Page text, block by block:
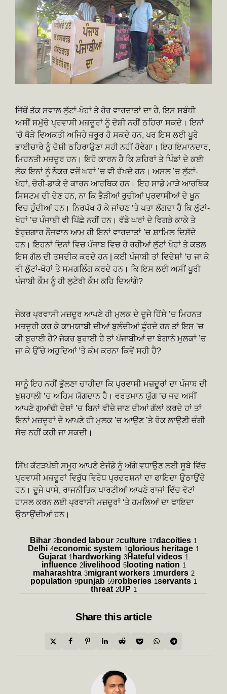
ਜਿੱਥੋਂ ਤੱਕ ਸਵਾਲ ਲੁੱਟਾਂ-ਖੋਹਾਂ ਤੇ ਹੋਰ ਵਾਰਦਾਤਾਂ ਦਾ ਹੈ, ਇਸ ਸਬੰਧੀ
ਅਸੀਂ ਸਮੁੱਚੇ ਪ੍ਰਵਾਸੀ ਮਜ਼ਦੂਰਾਂ ਨੂੰ ਦੋਸ਼ੀ ਨਹੀਂ ਠਹਿਰਾ ਸਕਦੇ। ਇਨਾਂ
’ਚੋ ਥੋੜੇ ਵਿਅਕਤੀ ਅਜਿਹੇ ਜ਼ਰੂਰ ਹੋ ਸਕਦੇ ਹਨ, ਪਰ ਇਸ ਲਈ ਪੂਰੇ
ਭਾਈਚਾਰੇ ਨੂੰ ਦੋਸ਼ੀ ਠਹਿਰਾਉਣਾ ਸਹੀ ਨਹੀਂ ਹੋਵੇਗਾ। ਇਹ ਇਮਾਨਦਾਰ,
ਮਿਹਨਤੀ ਮਜ਼ਦੂਰ ਹਨ। ਇਹੋ ਕਾਰਨ ਹੈ ਕਿ ਸ਼ਹਿਰਾਂ ਤੇ ਪਿੰਡਾਂ ਦੇ ਕਈ
ਲੋਕ ਇਨਾਂ ਨੂੰ ਨੌਕਰ ਵਜੋਂ ਘਰਾਂ ’ਚ ਵੀ ਰੱਖਦੇ ਹਨ। ਅਸਲ ’ਚ ਲੁੱਟਾਂ-
ਖੋਹਾਂ, ਚੋਰੀ-ਡਾਕੇ ਦੇ ਕਾਰਨ ਆਰਥਿਕ ਹਨ। ਇਹ ਸਾਡੇ ਮਾੜੇ ਆਰਥਿਕ
ਸਿਸਟਮ ਦੀ ਦੇਣ ਹਨ, ਨਾ ਕਿ ਭੈੜੀਆਂ ਰੁਚੀਆਂ ਪ੍ਰਵਾਸੀਆਂ ਦੇ ਖੂਨ
ਵਿਚ ਹੁੰਦੀਆਂ ਹਨ। ਨਿਰਪੱਖ ਹੋ ਕੇ ਜਾਂਚਣ ’ਤੇ ਪਤਾ ਲੱਗਦਾ ਹੈ ਕਿ ਲੁੱਟਾਂ-
ਖੋਹਾਂ ’ਚ ਪੰਜਾਬੀ ਵੀ ਪਿੱਛੇ ਨਹੀਂ ਹਨ। ਵੱਡੇ ਘਰਾਂ ਦੇ ਵਿਗੜੇ ਕਾਕੇ ਤੇ
ਬੇਰੁਜ਼ਗਾਰ ਨੌਜਵਾਨ ਆਮ ਹੀ ਇਨਾਂ ਵਾਰਦਾਤਾਂ ’ਚ ਸ਼ਾਮਿਲ ਦਿਸੱਦੇ
ਹਨ। ਇਹਨਾਂ ਦਿਨਾਂ ਵਿਚ ਪੰਜਾਬ ਵਿਚ ਹੋ ਰਹੀਆਂ ਲੁੱਟਾਂ ਖੋਹਾਂ ਤੇ ਕਤਲ
ਇਸ ਗੱਲ ਦੀ ਤਸਦੀਕ ਕਰਦੇ ਹਨ | ਕਈ ਪੰਜਾਬੀ ਤਾਂ ਵਿਦੇਸ਼ਾਂ ’ਚ ਜਾ ਕੇ
ਵੀ ਲੁੱਟਾਂ-ਖੋਹਾਂ ਤੇ ਸਮਗਲਿੰਗ ਕਰਦੇ ਹਨ। ਕਿ ਇਸ ਲਈ ਅਸੀਂ ਪੂਰੀ
ਪੰਜਾਬੀ ਕੌਮ ਨੂੰ ਹੀ ਲੁਟੇਰੀ ਕੌਮ ਕਹਿ ਦਿਆਂਗੇ?
ਜੇਕਰ ਪ੍ਰਵਾਸੀ ਮਜ਼ਦੂਰ ਆਪਣੇ ਹੀ ਮੁਲਕ ਦੇ ਦੂਜੇ ਹਿੱਸੇ ’ਚ ਮਿਹਨਤ
ਮਜ਼ਦੂਰੀ ਕਰ ਕੇ ਕਾਮਯਾਬੀ ਦੀਆਂ ਬੁਲੰਦੀਆਂ ਛੂੰਹਦੇ ਹਨ ਤਾਂ ਇਸ ’ਚ
ਕੀ ਬੁਰਾਈ ਹੈ? ਜੇਕਰ ਬੁਰਾਈ ਹੈ ਤਾਂ ਪੰਜਾਬੀਆਂ ਦਾ ਬੇਗਾਨੇ ਮੁਲਕਾਂ ’ਚ
ਜਾ ਕੇ ਉੱਚੇ ਅਹੁਦਿਆਂ ’ਤੇ ਕੰਮ ਕਰਨਾ ਕਿਵੇਂ ਸਹੀ ਹੈ?
ਸਾਨੂੰ ਇਹ ਨਹੀਂ ਭੁੱਲਣਾ ਚਾਹੀਦਾ ਕਿ ਪ੍ਰਵਾਸੀ ਮਜ਼ਦੂਰਾਂ ਦਾ ਪੰਜਾਬ ਦੀ
ਖੁਸ਼ਹਾਲੀ ’ਚ ਅਹਿਮ ਯੋਗਦਾਨ ਹੈ। ਵਰਤਮਾਨ ਯੁੱਗ ’ਚ ਜਦ ਅਸੀਂ
ਆਪਣੇ ਗੁਆਂਢੀ ਦੇਸ਼ਾਂ ’ਚ ਬਿਨਾਂ ਵੀਜ਼ੇ ਜਾਣ ਦੀਆਂ ਗੱਲਾਂ ਕਰਦੇ ਹਾਂ ਤਾਂ
ਇਨਾਂ ਮਜ਼ਦੂਰਾਂ ਦੇ ਆਪਣੇ ਹੀ ਮੁਲਕ ’ਚ ਆਉਣ ’ਤੇ ਰੋਕ ਲਾਉਣੀ ਚੰਗੀ
ਸੋਚ ਨਹੀਂ ਕਹੀ ਜਾ ਸਕਦੀ।
ਸਿੱਖ ਕੱਟੜਪੰਥੀ ਸਮੂਹ ਆਪਣੇ ਏਜੰਡੇ ਨੂੰ ਅੱਗੇ ਵਧਾਉਣ ਲਈ ਸੂਬੇ ਵਿੱਚ
ਪ੍ਰਵਾਸੀ ਮਜ਼ਦੂਰਾਂ ਵਿਰੁੱਧ ਵਿਰੋਧ ਪ੍ਰਦਰਸ਼ਨਾਂ ਦਾ ਫਾਇਦਾ ਉਠਾਉਂਦੇ
ਹਨ। ਦੂਜੇ ਪਾਸੇ, ਰਾਜਨੀਤਿਕ ਪਾਰਟੀਆਂ ਆਪਣੇ ਰਾਜਾਂ ਵਿੱਚ ਵੋਟਾਂ
ਹਾਸਲ ਕਰਨ ਲਈ ਪ੍ਰਵਾਸੀ ਮਜ਼ਦੂਰਾਂ ‘ਤੇ ਹਮਲਿਆਂ ਦਾ ਫਾਇਦਾ
ਉਠਾਉਂਦੀਆਂ ਹਨ।
Bihar 2 bonded labour 2culture 17dacoities 1
Delhi 4economic system 1 glorious heritage 1
Gujarat 1 hardworking 3 Hateful videos 1
influence 2livelihood 5looting nation 1
maharashtra 3migrant workers 1 murders 2
population 9punjab 59robberies 1 servants 1
threat 2UP 1
Share this article